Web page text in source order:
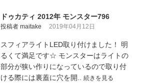
ドゥカティ 2012年 モンスター796
投稿者 maitake 2019年04月12日
スフィアライトLED取り付けました！ 明
るくて満足です☆ モンスターはライトの
部分が狭い作りになっているので取り付
ける際には裏蓋に穴を開.. 続きを見る